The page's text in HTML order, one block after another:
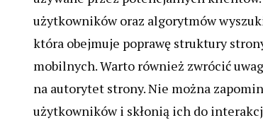
użytkowników oraz algorytmów
która obejmuje poprawę struktury
mobilnych. Warto również zwrócić
na autorytet strony. Nie można
użytkowników i skłonią ich do